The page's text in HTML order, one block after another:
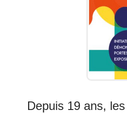
Depuis 19 ans,